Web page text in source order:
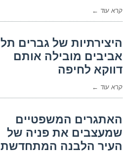
קרא עוד ←
היצירתיות של גברים תל
אביבים מובילה אותם
דווקא לחיפה
קרא עוד ←
האתגרים המשפטיים
שמעצבים את פניה של
העיר הלבנה המתחדשת